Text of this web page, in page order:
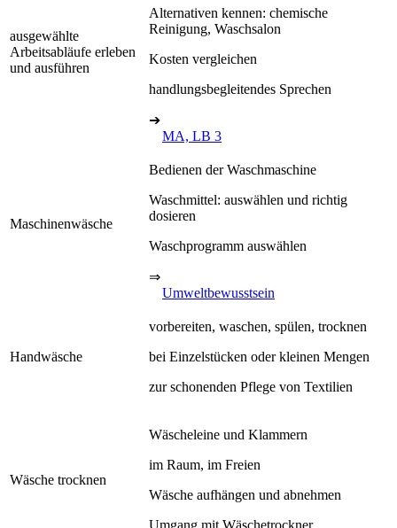
ausgewählte
Arbeitsabläufe erleben
und ausführen
Alternativen kennen: chemische
Reinigung, Waschsalon
Kosten vergleichen
handlungsbegleitendes Sprechen
➔
MA, LB 3
Maschinenwäsche
Bedienen der Waschmaschine
Waschmittel: auswählen und richtig
dosieren
Waschprogramm auswählen
⇒
Umweltbewusstsein
Handwäsche
vorbereiten, waschen, spülen, trocknen
bei Einzelstücken oder kleinen Mengen
zur schonenden Pflege von Textilien
Wäsche trocknen
Wäscheleine und Klammern
im Raum, im Freien
Wäsche aufhängen und abnehmen
Umgang mit Wäschetrockner